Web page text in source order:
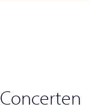
Concerten